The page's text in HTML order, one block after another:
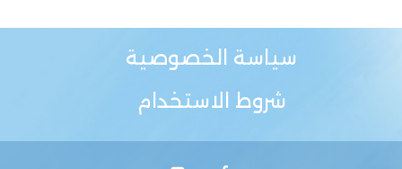
سياسة الخصوصية
شروط الاستخدام